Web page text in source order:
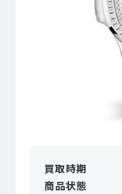
買取時期
商品状態